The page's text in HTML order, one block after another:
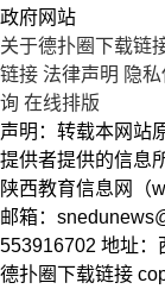
政府网站
关于德扑圈下载链
链接 法律声明 隐
询 在线排版
声明：转载本网站
提供者提供的信息
陕西教育信息网（
邮箱：
553916702 地址：
德扑圈下载链接